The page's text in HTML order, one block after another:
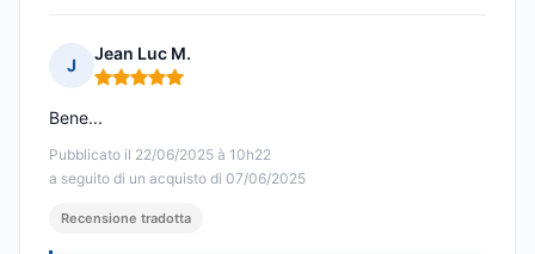
J
Jean Luc M.
Nota: 5 su 5
Pubblicato il 22/06/2025 à 10h22
a seguito di un acquisto di 07/06/2025
Bene...
Recensione tradotta